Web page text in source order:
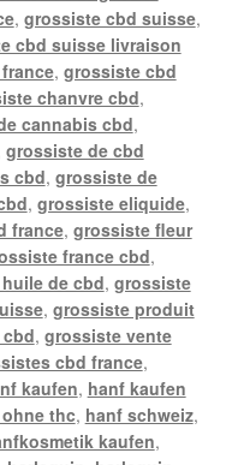
, grossiste cbd suisse,
cbd suisse livraison
, grossiste cbd
chanvre cbd,
cannabis cbd,
grossiste de cbd
cbd, grossiste de
, grossiste eliquide,
france, grossiste fleur
france cbd,
de cbd, grossiste
, grossiste produit
, grossiste vente
cbd france,
kaufen, hanf kaufen
thc, hanf schweiz,
kaufen,